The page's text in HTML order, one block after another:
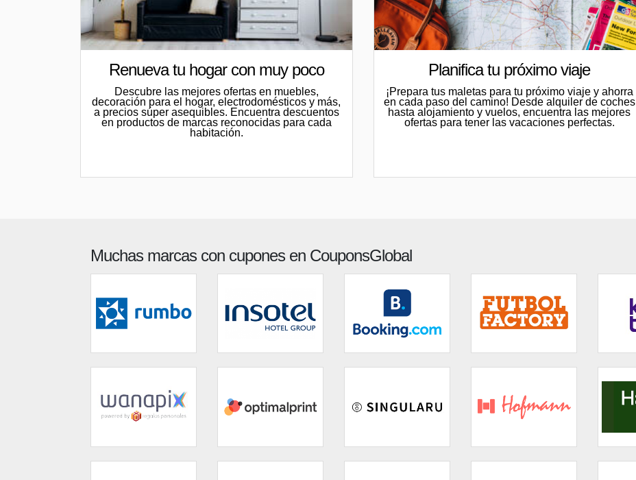
Renueva tu hogar con muy poco
Descubre las mejores ofertas en muebles,
decoración para el hogar, electrodomésticos y más,
a precios súper asequibles. Encuentra descuentos
en productos de marcas reconocidas para cada
habitación.
Planifica tu próximo viaje
¡Prepara tus maletas para tu próximo viaje y ahorra
en cada paso del camino! Desde alquiler de coches
hasta alojamiento y vuelos, encuentra las mejores
ofertas para tener las vacaciones perfectas.
Muchas marcas con cupones en CouponsGlobal